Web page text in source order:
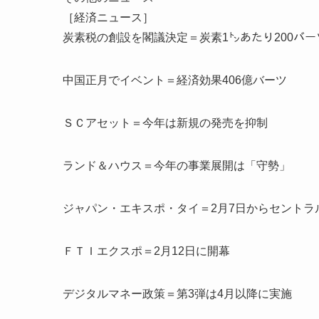
［経済ニュース］
炭素税の創設を閣議決定＝炭素1㌧あたり200バー
中国正月でイベント＝経済効果406億バーツ
ＳＣアセット＝今年は新規の発売を抑制
ランド＆ハウス＝今年の事業展開は「守勢」
ジャパン・エキスポ・タイ＝2月7日からセントラ
ＦＴＩエクスポ＝2月12日に開幕
デジタルマネー政策＝第3弾は4月以降に実施